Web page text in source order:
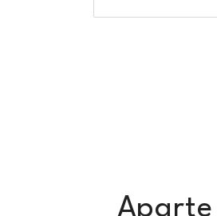
Aparte